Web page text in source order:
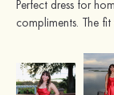
Perfect dress for
compliments. The